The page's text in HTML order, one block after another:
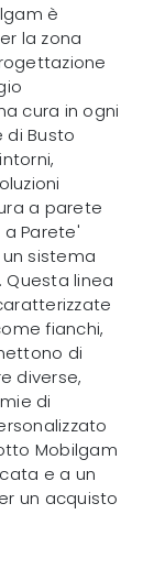
è
la zona
cura in ogni
di Busto
a parete
Parete'
sistema
Questa linea
fianchi,
di
diverse,
di
Mobilgam
e a un
un acquisto